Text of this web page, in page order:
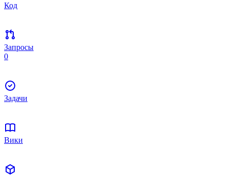
Код
Запросы
0
Задачи
Вики